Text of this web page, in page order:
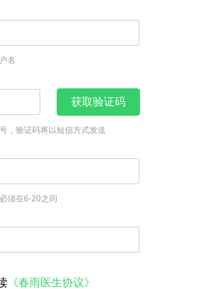
名
获取验证码
，验证码将以短信方式发送
须在6-20之间
《春雨医生协议》